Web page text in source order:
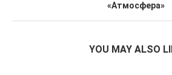
«Атмосфера»
YOU MAY ALSO